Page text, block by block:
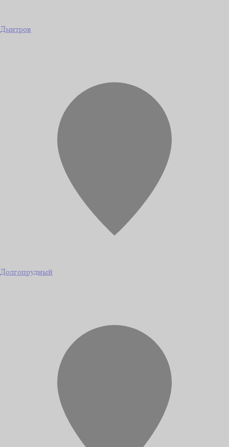
Дмитров
Долгопрудный